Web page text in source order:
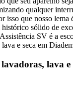
qualquer
isso que nosso lema
sólido de
SV é a
e seca em
lava e